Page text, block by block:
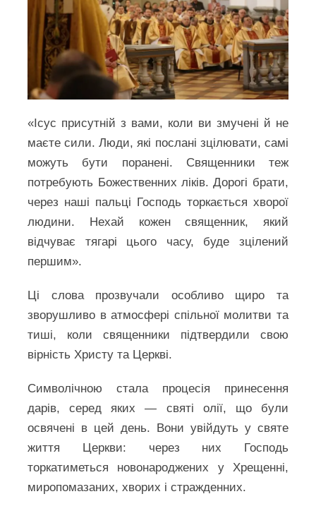
«Ісус присутній з вами, коли ви змучені й не
маєте сили. Люди, які послані зцілювати, самі
можуть бути поранені. Священники теж
потребують Божественних ліків. Дорогі брати,
через наші пальці Господь торкається хворої
людини. Нехай кожен священник, який
відчуває тягарі цього часу, буде зцілений
першим».
Ці слова прозвучали особливо щиро та
зворушливо в атмосфері спільної молитви та
тиші, коли священники підтвердили свою
вірність Христу та Церкві.
Символічною стала процесія принесення
дарів, серед яких — святі олії, що були
освячені в цей день. Вони увійдуть у святе
життя Церкви: через них Господь
торкатиметься новонароджених у Хрещенні,
миропомазаних, хворих і стражденних.